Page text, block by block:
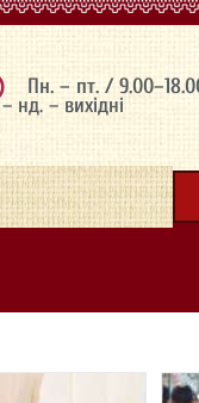
Пн. – пт. /
нд. – вихідні